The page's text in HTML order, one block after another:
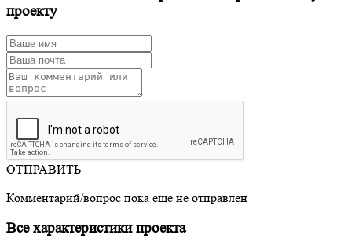
проекту
ОТПРАВИТЬ
Комментарий/вопрос пока еще не отправлен
Все характеристики проекта